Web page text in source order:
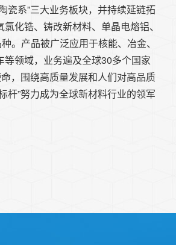
瓷系”三大业务板块，并持续延链拓
化锆、铸改新材料、单晶电熔铝、
。产品被广泛应用于核能、冶金、
领域，业务遍及全球30多个国家
，围绕高质量发展和人们对高品质
杆”努力成为全球新材料行业的领军